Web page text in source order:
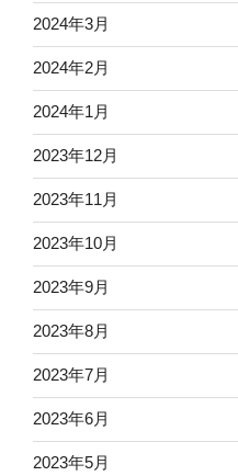
2024年3月
2024年2月
2024年1月
2023年12月
2023年11月
2023年10月
2023年9月
2023年8月
2023年7月
2023年6月
2023年5月